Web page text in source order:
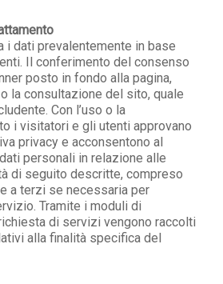
i dati prevalentemente in base
Il conferimento del consenso
posto in fondo alla pagina,
la consultazione del sito, quale
Con l’uso o la
i visitatori e gli utenti approvano
privacy e acconsentono al
personali in relazione alle
di seguito descritte, compreso
a terzi se necessaria per
Tramite i moduli di
di servizi vengono raccolti
alla finalità specifica del